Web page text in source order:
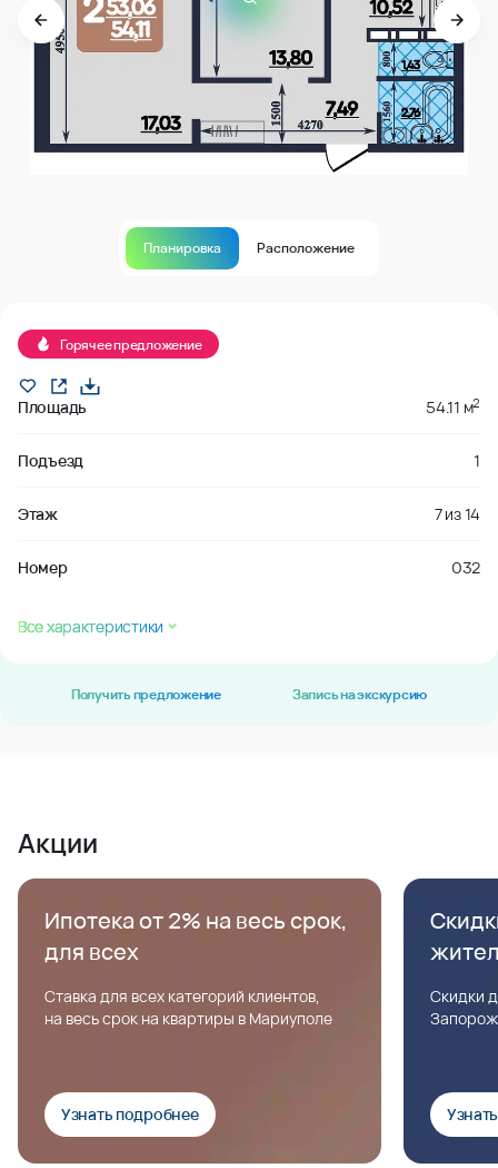
Планировка Расположение
Горячее предложение
Площадь 54.11 м2
Подъезд 1
Этаж 7из14
Номер 032
Все характеристики
Получить предложение Запись на экскурсию
Акции
Ипотека от 2% на весь срок,
для всех
Ставка для всех категорий клиентов,
на весь срок на квартиры в Мариуполе
Узнать подробнее
Скидки